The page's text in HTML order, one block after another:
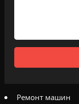
Ремонт машин